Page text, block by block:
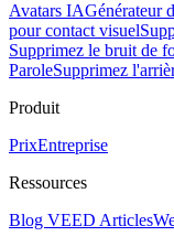
Avatars IAGénérateur
pour contact visuel
Supprimez le bruit de
ParoleSupprimez
Produit
PrixEntreprise
Ressources
Blog VEED Articles